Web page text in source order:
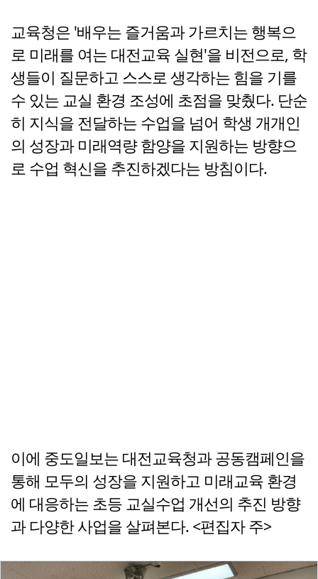
교육청은 '배우는 즐거움과 가르치는 행복으
로 미래를 여는 대전교육 실현'을 비전으로, 학
생들이 질문하고 스스로 생각하는 힘을 기를
수 있는 교실 환경 조성에 초점을 맞췄다. 단순
히 지식을 전달하는 수업을 넘어 학생 개개인
의 성장과 미래역량 함양을 지원하는 방향으
로 수업 혁신을 추진하겠다는 방침이다.
이에 중도일보는 대전교육청과 공동캠페인을
통해 모두의 성장을 지원하고 미래교육 환경
에 대응하는 초등 교실수업 개선의 추진 방향
과 다양한 사업을 살펴본다. <편집자 주>